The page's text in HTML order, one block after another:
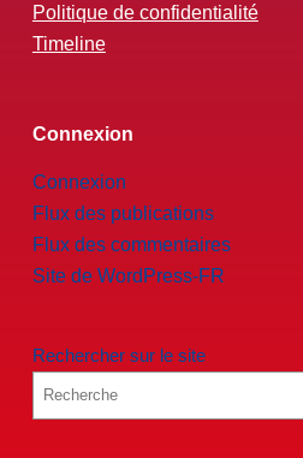
Politique de confidentialité
Timeline
Connexion
Connexion
Flux des publications
Flux des commentaires
Site de WordPress-FR
Rechercher sur le site